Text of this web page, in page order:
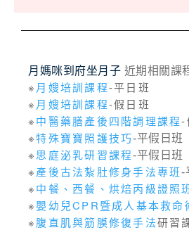
月媽咪到府坐月子 近期相關課
※ 月嫂培訓課程-平日班
※ 月嫂培訓課程-假日班
※中醫藥膳產後四階調理課程-
※特殊寶寶照護技巧-平假日班
※思庭泌乳研習課程-平假日班
※產後古法紮肚修身手法專班-
※中餐、西餐、烘焙丙級證照
※嬰幼兒CPR暨成人基本救命
※腹直肌與筋膜修復手法研習